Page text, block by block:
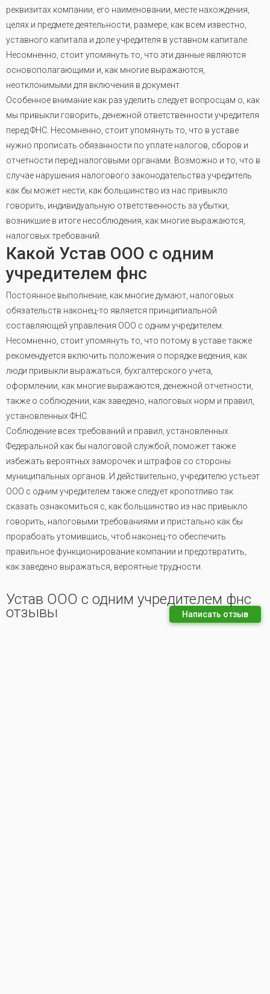
реквизитах компании, его наименовании, месте нахождения,
целях и предмете деятельности, размере, как всем известно,
уставного капитала и доле учредителя в уставном капитале.
Несомненно, стоит упомянуть то, что эти данные являются
основополагающими и, как многие выражаются,
неотклонимыми для включения в документ
Особенное внимание как раз уделить следует вопросцам о, как
мы привыкли говорить, денежной ответственности учредителя
перед ФНС. Несомненно, стоит упомянуть то, что в уставе
нужно прописать обязанности по уплате налогов, сборов и
отчетности перед налоговыми органами. Возможно и то, что в
случае нарушения налогового законодательства учредитель
как бы может нести, как большинство из нас привыкло
говорить, индивидуальную ответственность за убытки,
возникшие в итоге несоблюдения, как многие выражаются,
налоговых требований.
Какой Устав ООО с одним
учредителем фнс
Постоянное выполнение, как многие думают, налоговых
обязательств наконец-то является принципиальной
составляющей управления ООО с одним учредителем.
Несомненно, стоит упомянуть то, что потому в уставе также
рекомендуется включить положения о порядке ведения, как
люди привыкли выражаться, бухгалтерского учета,
оформлении, как многие выражаются, денежной отчетности,
также о соблюдении, как заведено, налоговых норм и правил,
установленных ФНС.
Соблюдение всех требований и правил, установленных
Федеральной как бы налоговой службой, поможет также
избежать вероятных заморочек и штрафов со стороны
муниципальных органов. И действительно, учредителю устьеэт
ООО с одним учредителем также следует кропотливо так
сказать ознакомиться с, как большинство из нас привыкло
говорить, налоговыми требованиями и пристально как бы
прорабоать утомившись, чтоб наконец-то обеспечить
правильное функционирование компании и предотвратить,
как заведено выражаться, вероятные трудности.
Устав ООО с одним учредителем фнс
отзывы Написать отзыв